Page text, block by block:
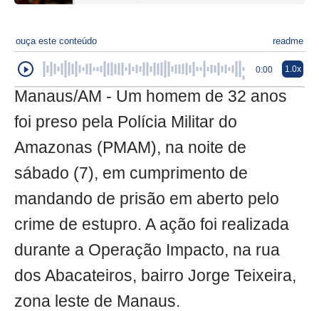
ouça este conteúdo readme
0:00 1.0x
Manaus/AM - Um homem de 32 anos
foi preso pela Polícia Militar do
Amazonas (PMAM), na noite de
sábado (7), em cumprimento de
mandando de prisão em aberto pelo
crime de estupro. A ação foi realizada
durante a Operação Impacto, na rua
dos Abacateiros, bairro Jorge Teixeira,
zona leste de Manaus.